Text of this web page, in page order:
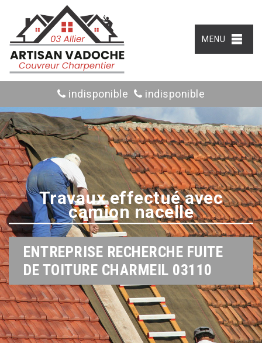
MENU
indisponible indisponible
Travaux effectué avec
camion nacelle
ENTREPRISE RECHERCHE FUITE
DE TOITURE CHARMEIL 03110